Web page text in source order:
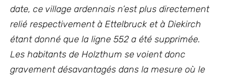
date, ce village ardennais n’est plus directement
relié respectivement à Ettelbruck et à Diekirch
étant donné que la ligne 552 a été supprimée.
Les habitants de Holzthum se voient donc
gravement désavantagés dans la mesure où le